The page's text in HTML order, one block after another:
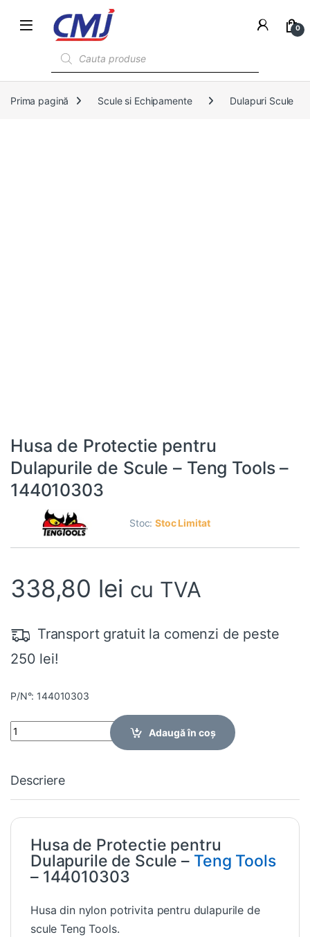
0
Prima pagină Scule si Echipamente Dulapuri Scule
Husa de Protectie pentru
Dulapurile de Scule – Teng Tools –
144010303
Stoc:Stoc Limitat
338,80 lei cu TVA
Transport gratuit la comenzi de peste
250 lei!
P/N°: 144010303
Quantity
Adaugă în coș
Descriere
Husa de Protectie pentru
Dulapurile de Scule – Teng Tools
– 144010303
Husa din nylon potrivita pentru dulapurile de
scule Teng Tools.